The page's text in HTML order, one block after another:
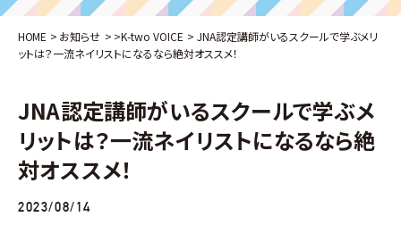
HOME > お知らせ > >K-two VOICE > JNA認定講師がいるスクールで学ぶメリ
ットは？一流ネイリストになるなら絶対オススメ！
JNA認定講師がいるスクールで学ぶメ
リットは？一流ネイリストになるなら絶
対オススメ！
2023/08/14